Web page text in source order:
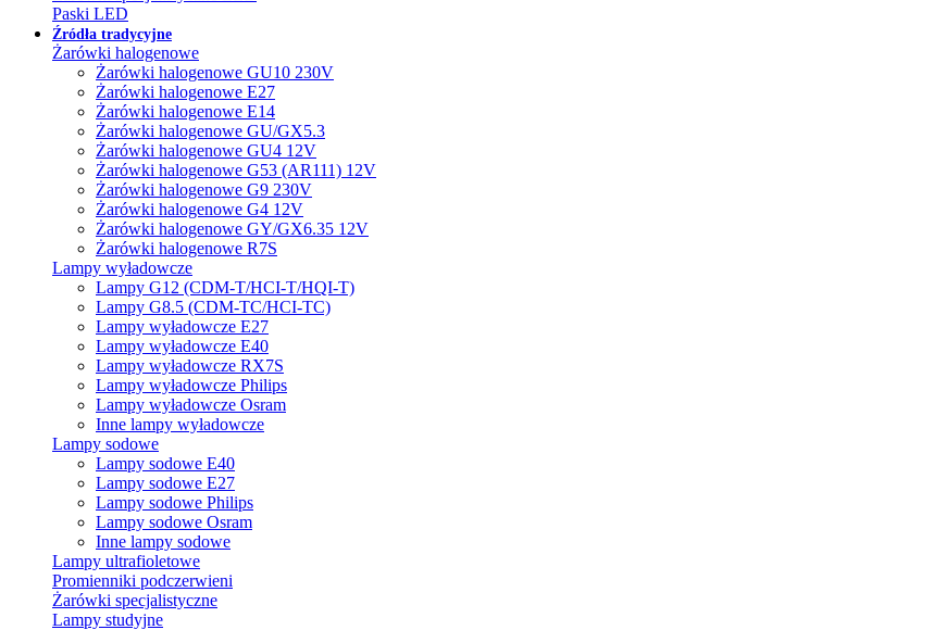
Paski LED
Źródła tradycyjne
Żarówki halogenowe
Żarówki halogenowe GU10 230V
Żarówki halogenowe E27
Żarówki halogenowe E14
Żarówki halogenowe GU/GX5.3
Żarówki halogenowe GU4 12V
Żarówki halogenowe G53 (AR111) 12V
Żarówki halogenowe G9 230V
Żarówki halogenowe G4 12V
Żarówki halogenowe GY/GX6.35 12V
Żarówki halogenowe R7S
Lampy wyładowcze
Lampy G12 (CDM-T/HCI-T/HQI-T)
Lampy G8.5 (CDM-TC/HCI-TC)
Lampy wyładowcze E27
Lampy wyładowcze E40
Lampy wyładowcze RX7S
Lampy wyładowcze Philips
Lampy wyładowcze Osram
Inne lampy wyładowcze
Lampy sodowe
Lampy sodowe E40
Lampy sodowe E27
Lampy sodowe Philips
Lampy sodowe Osram
Inne lampy sodowe
Lampy ultrafioletowe
Promienniki podczerwieni
Żarówki specjalistyczne
Lampy studyjne